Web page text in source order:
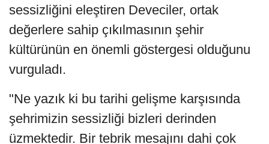
sessizliğini eleştiren Deveciler, ortak
değerlere sahip çıkılmasının şehir
kültürünün en önemli göstergesi olduğunu
vurguladı.
"Ne yazık ki bu tarihi gelişme karşısında
şehrimizin sessizliği bizleri derinden
üzmektedir. Bir tebrik mesajını dahi çok